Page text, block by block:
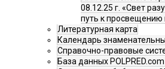
08.12.25 г. «Свет
путь к просвещению
Литературная карта
Календарь
Справочно-правовые
База данных